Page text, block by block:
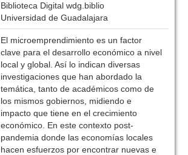
Biblioteca Digital wdg.biblio
Universidad de Guadalajara
El microemprendimiento es un factor
clave para el desarrollo económico a nivel
local y global. Así lo indican diversas
investigaciones que han abordado la
temática, tanto de académicos como de
los mismos gobiernos, midiendo e
impacto que tiene en el crecimiento
económico. En este contexto post-
pandemia donde las economías locales
hacen esfuerzos por encontrar nuevas e